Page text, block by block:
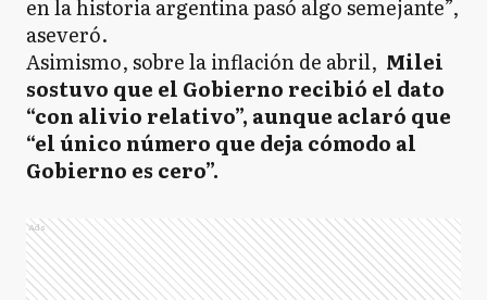
en la historia argentina pasó algo semejante”,
aseveró.
Asimismo, sobre la inflación de abril, Milei
sostuvo que el Gobierno recibió el dato
“con alivio relativo”, aunque aclaró que
“el único número que deja cómodo al
Gobierno es cero”.
Ads